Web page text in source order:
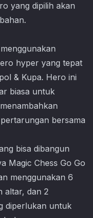
yang dipilih akan
hyper yang tepat
& Kupa. Hero ini
biasa untuk
bersama
bisa dibangun
Magic Chess Go Go
menggunakan 6
altar, dan 2
diperlukan untuk